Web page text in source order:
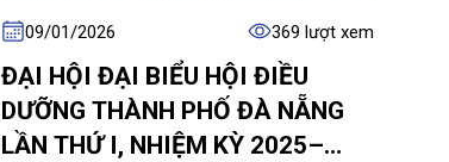
09/01/2026 369 lượt xem
ĐẠI HỘI ĐẠI BIỂU HỘI ĐIỀU
DƯỠNG THÀNH PHỐ ĐÀ NẴNG
LẦN THỨ I, NHIỆM KỲ 2025–